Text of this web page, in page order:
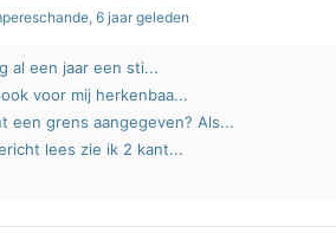
, 6 jaar geleden
al een jaar een sti...
voor mij herkenbaa...
een grens aangegeven? Als...
lees zie ik 2 kant...